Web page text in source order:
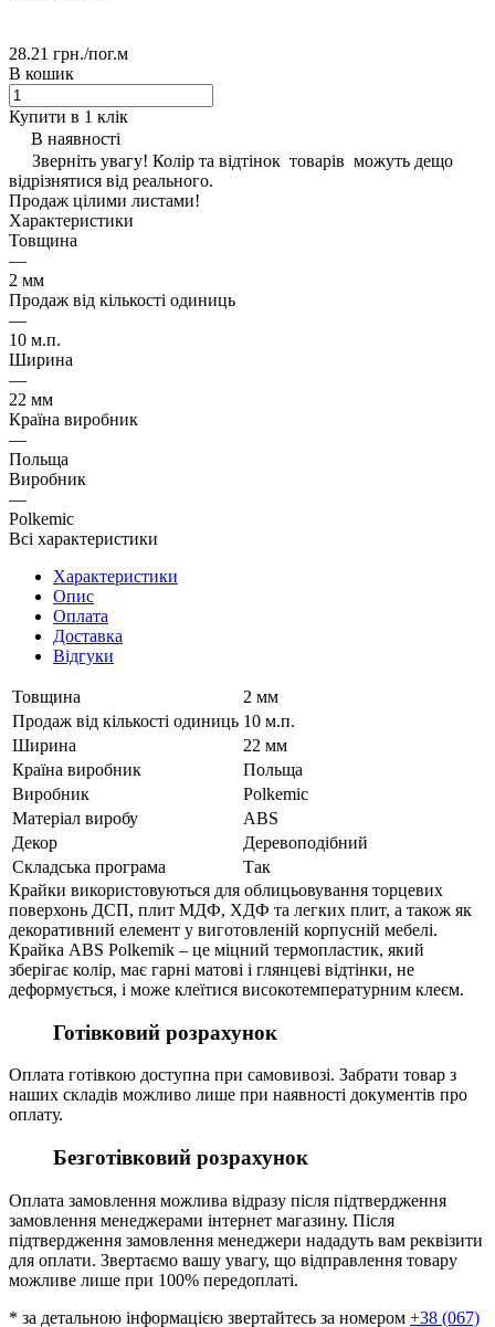
28.21 грн./пог.м
В кошик
Купити в 1 клік
В наявності
Зверніть увагу! Колір та відтінок товарів можуть дещо
відрізнятися від реального.
Продаж цілими листами!
Характеристики
Товщина
—
2 мм
Продаж від кількості одиниць
—
10 м.п.
Ширина
—
22 мм
Країна виробник
—
Польща
Виробник
—
Polkemic
Всі характеристики
Характеристики
Опис
Оплата
Доставка
Відгуки
Товщина
2 мм
Продаж від кількості одиниць 10 м.п.
Ширина
22 мм
Країна виробник
Польща
Виробник
Polkemic
Матеріал виробу
ABS
Декор
Деревоподібний
Складська програма
Так
Крайки використовуються для облицьовування торцевих
поверхонь ДСП, плит МДФ, ХДФ та легких плит, а також як
декоративний елемент у виготовленій корпусній мебелі.
Крайка ABS Polkemik – це міцний термопластик, який
зберігає колір, має гарні матові і глянцеві відтінки, не
деформується, і може клеїтися високотемпературним клеєм.
Готівковий розрахунок
Оплата готівкою доступна при самовивозі. Забрати товар з
наших складів можливо лише при наявності документів про
оплату.
Безготівковий розрахунок
Оплата замовлення можлива відразу після підтвердження
замовлення менеджерами інтернет магазину. Після
підтвердження замовлення менеджери нададуть вам реквізити
для оплати. Звертаємо вашу увагу, що відправлення товару
можливе лише при 100% передоплаті.
* за детальною інформацією звертайтесь за номером +38 (067)